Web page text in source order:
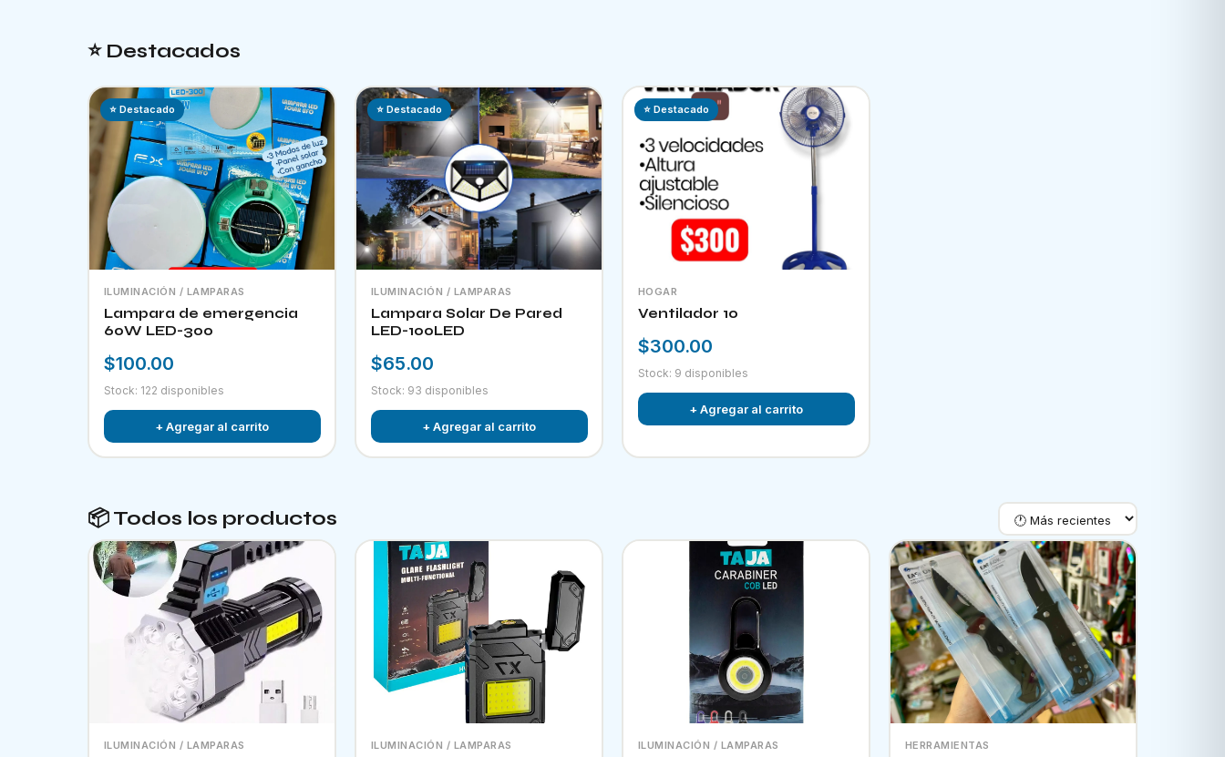
⭐ Destacados
⭐ Destacado
ILUMINACIÓN / LAMPARAS
Lampara de emergencia
60W LED-300
$100.00
Stock: 122 disponibles
+ Agregar al carrito
⭐ Destacado
ILUMINACIÓN / LAMPARAS
Lampara Solar De Pared
LED-100LED
$65.00
Stock: 93 disponibles
+ Agregar al carrito
⭐ Destacado
HOGAR
Ventilador 10
$300.00
Stock: 9 disponibles
+ Agregar al carrito
📦 Todos los productos
ILUMINACIÓN / LAMPARAS ILUMINACIÓN / LAMPARAS ILUMINACIÓN / LAMPARAS HERRAMIENTAS